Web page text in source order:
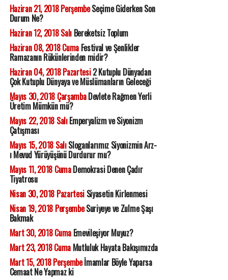
Haziran 21, 2018 PerşembeSeçime Giderken Son
Durum Ne?
Haziran 12, 2018 SalıBereketsiz Toplum
Haziran 08, 2018 CumaFestival ve Şenlikler
Ramazanın Rükünlerinden midir?
Haziran 04, 2018 Pazartesi2 Kutuplu Dünyadan
Çok Kutuplu Dünyaya ve Müslümanların Geleceği
Mayıs 30, 2018 ÇarşambaDevlete Rağmen Yerli
Üretim Mümkün mü?
Mayıs 22, 2018 SalıEmperyalizm ve Siyonizm
Çatışması
Mayıs 15, 2018 SalıSloganlarımız Siyonizmin Arz-
ı Mevud Yürüyüşünü Durdurur mu?
Mayıs 11, 2018 CumaDemokrasi Denen Çadır
Tiyatrosu
Nisan 30, 2018 PazartesiSiyasetin Kirlenmesi
Nisan 19, 2018 PerşembeSuriyeye ve Zulme Şaşı
Bakmak
Mart 30, 2018 CumaEmevileşiyor Muyuz?
Mart 23, 2018 CumaMutluluk Hayata Bakışımızda
Mart 15, 2018 Perşembeİmamlar Böyle Yaparsa
Cemaat Ne Yapmaz ki